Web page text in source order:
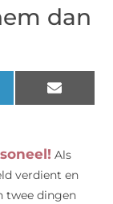
dan
Email
Als
verdient en
twee dingen